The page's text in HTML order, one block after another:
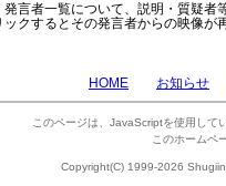
発言者一覧について、説明・質疑
ックするとその発言者からの映像が
HOME お知らせ
このページは、JavaScriptを使用して
このホームペ
Copyright(C) 1999-2026